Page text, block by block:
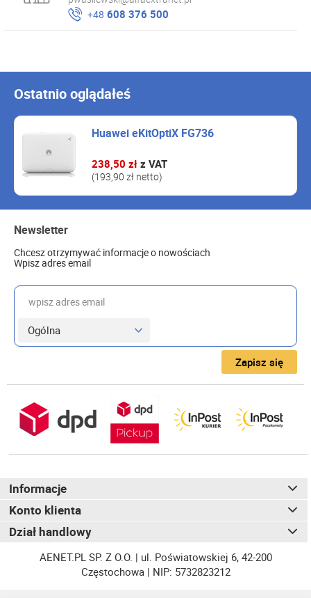
+48 608 376 500
Ostatnio oglądałeś
Huawei eKitOptiX FG736
238,50 zł z VAT
(193,90 zł netto)
Newsletter
Chcesz otrzymywać informacje o nowościach
Wpisz adres email
wpisz adres email
Zapisz się
Informacje
Konto klienta
Dział handlowy
AENET.PL SP. Z O.O. | ul. Poświatowskiej 6, 42-200
Częstochowa | NIP: 5732823212